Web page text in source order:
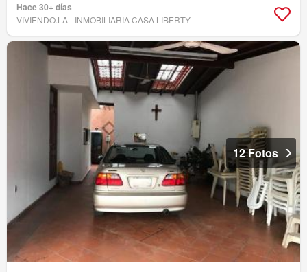
Hace 30+ días
VIVIENDO.LA - INMOBILIARIA CASA LIBERTY
12 Fotos